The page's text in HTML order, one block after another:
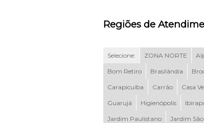
Regiões de
Selecione: ZONA NORTE
Bom Retiro Brasilândia
Carapicuíba Carrão Casa
Guarujá Higienópolis
Jardim Paulistano Jardim